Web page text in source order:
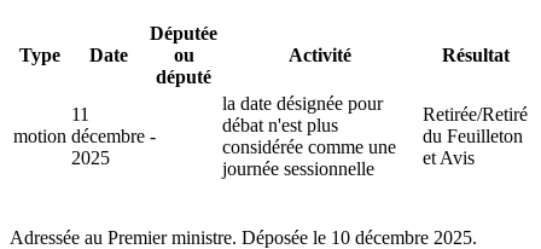
Type Date
Députée
ou
député
Activité Résultat
motion
11
décembre
2025
-
la date désignée pour
débat n'est plus
considérée comme une
journée sessionnelle
Retirée/Retiré
du Feuilleton
et Avis
Adressée au Premier ministre. Déposée le 10 décembre 2025.